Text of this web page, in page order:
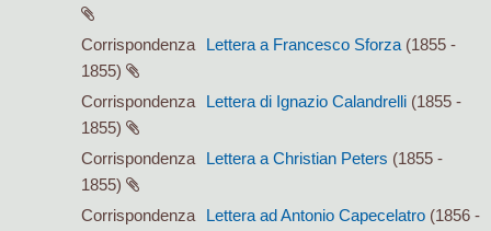
Corrispondenza Lettera a Francesco Sforza (1855 -
1855)
Corrispondenza
Lettera di Ignazio Calandrelli (1855 -
1855)
Corrispondenza
Lettera a Christian Peters (1855 -
1855)
Corrispondenza
Lettera ad Antonio Capecelatro (1856 -